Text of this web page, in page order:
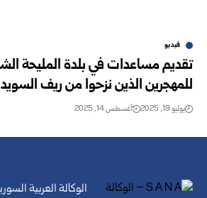
فيديو
تقديم مساعدات في بلدة المليحة
للمهجرين الذين نزحوا من ريف
يوليو 19, 2025 أغسطس 14, 2025
الوكالة العربية